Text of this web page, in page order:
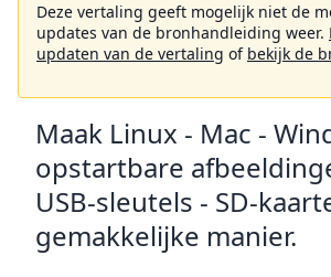
Deze vertaling geeft mogelijk niet de
updates van de bronhandleiding weer.
updaten van de vertaling of bekijk de
Maak Linux - Mac -
opstartbare
USB-sleutels - SD-
gemakkelijke manier.